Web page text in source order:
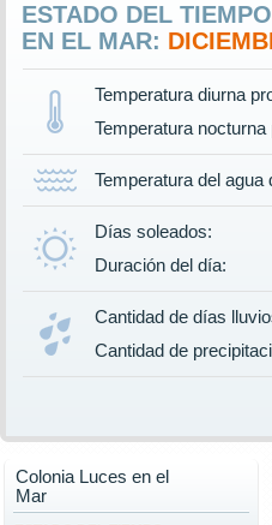
ESTADO DEL
EN EL MAR:
Temperatura diurna
Temperatura nocturna
Temperatura del agua
Días soleados:
Duración del día:
Cantidad de días
Cantidad de
Colonia Luces en el
Mar